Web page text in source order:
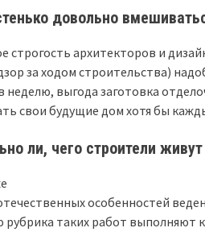
довольно
строгость архитекторов и
за ходом строительства)
неделю, выгода заготовка
свои будущие дом хотя бы
ли, чего строители
особенностей
таких работ выполняют